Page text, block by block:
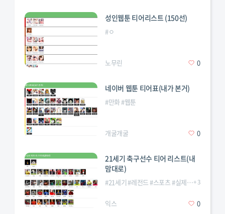
성인웹툰 티어리스트 (150선)
#ㅇ
노무린 0
네이버 웹툰 티어표(내가 본거)
#만화#웹툰
개굴개굴 0
21세기 축구선수 티어 리스트(내
맘대로)
#21세기#레전드#스포츠#실제축구 #
+3
익스 0